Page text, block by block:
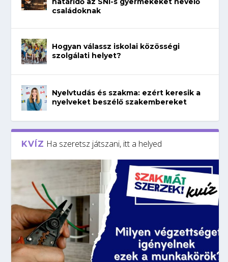
családoknak
Hogyan válassz iskolai közösségi
szolgálati helyet?
Nyelvtudás és szakma: ezért keresik a
nyelveket beszélő szakembereket
KVÍZ Ha szeretsz játszani, itt a helyed